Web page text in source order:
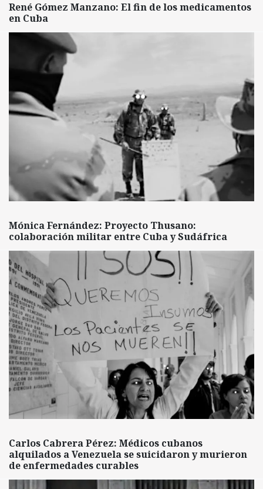
René Gómez Manzano: El fin de los medicamentos
en Cuba
Mónica Fernández: Proyecto Thusano:
colaboración militar entre Cuba y Sudáfrica
Carlos Cabrera Pérez: Médicos cubanos
alquilados a Venezuela se suicidaron y murieron
de enfermedades curables